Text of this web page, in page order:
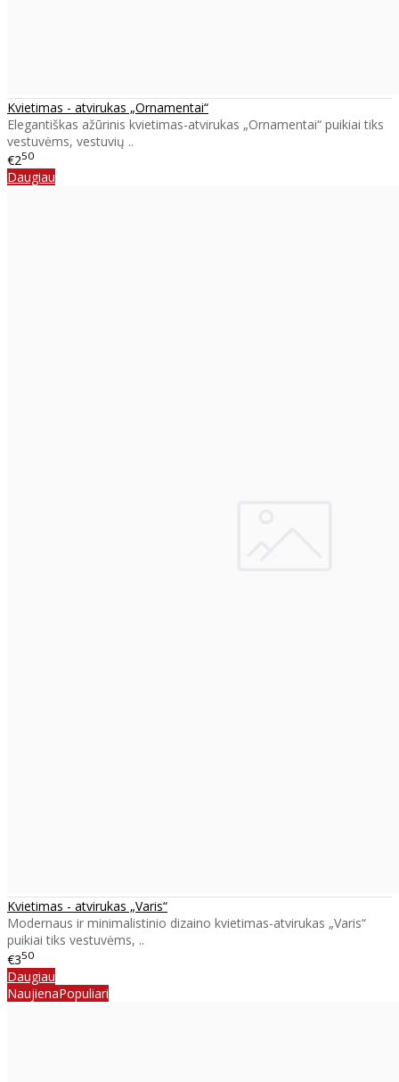
Kvietimas - atvirukas „Ornamentai“
Elegantiškas ažūrinis kvietimas-atvirukas „Ornamentai“ puikiai tiks
vestuvėms, vestuvių ..
€250
Daugiau
Kvietimas - atvirukas „Varis“
Modernaus ir minimalistinio dizaino kvietimas-atvirukas „Varis“
puikiai tiks vestuvėms, ..
€350
Daugiau
NaujienaPopuliari